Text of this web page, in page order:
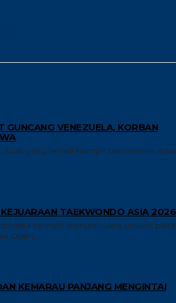
GUNCANG VENEZUELA, KORBAN
kuat yang terjadi hampir bersamaan atau
TAEKWONDO ASIA 2026
berhasil menjadi juara umum pada
Open...
KEMARAU PANJANG MENGINTAI